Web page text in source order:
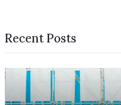
Recent Posts